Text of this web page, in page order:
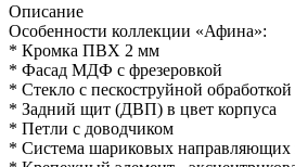
Описание
Особенности коллекции «Афина»:
* Кромка ПВХ 2 мм
* Фасад МДФ с фрезеровкой
* Стекло с пескоструйной обработкой
* Задний щит (ДВП) в цвет корпуса
* Петли с доводчиком
* Система шариковых